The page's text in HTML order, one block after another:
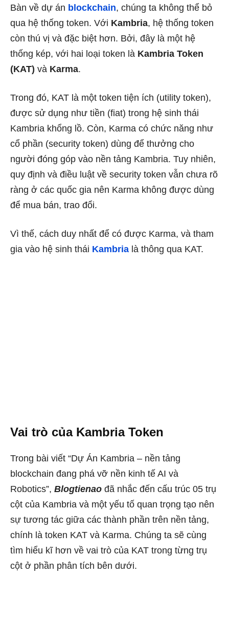
Bàn về dự án blockchain, chúng ta không thể bỏ
qua hệ thống token. Với Kambria, hệ thống token
còn thú vị và đặc biệt hơn. Bởi, đây là một hệ
thống kép, với hai loại token là Kambria Token
(KAT) và Karma.
Trong đó, KAT là một token tiện ích (utility token),
được sử dụng như tiền (fiat) trong hệ sinh thái
Kambria khổng lồ. Còn, Karma có chức năng như
cổ phần (security token) dùng để thưởng cho
người đóng góp vào nền tảng Kambria. Tuy nhiên,
quy định và điều luật về security token vẫn chưa rõ
ràng ở các quốc gia nên Karma không được dùng
để mua bán, trao đổi.
Vì thế, cách duy nhất để có được Karma, và tham
gia vào hệ sinh thái Kambria là thông qua KAT.
Vai trò của Kambria Token
Trong bài viết “Dự Án Kambria – nền tảng
blockchain đang phá vỡ nền kinh tế AI và
Robotics”, Blogtienao đã nhắc đến cấu trúc 05 trụ
cột của Kambria và một yếu tố quan trọng tạo nên
sự tương tác giữa các thành phần trên nền tảng,
chính là token KAT và Karma. Chúng ta sẽ cùng
tìm hiểu kĩ hơn về vai trò của KAT trong từng trụ
cột ở phần phân tích bên dưới.